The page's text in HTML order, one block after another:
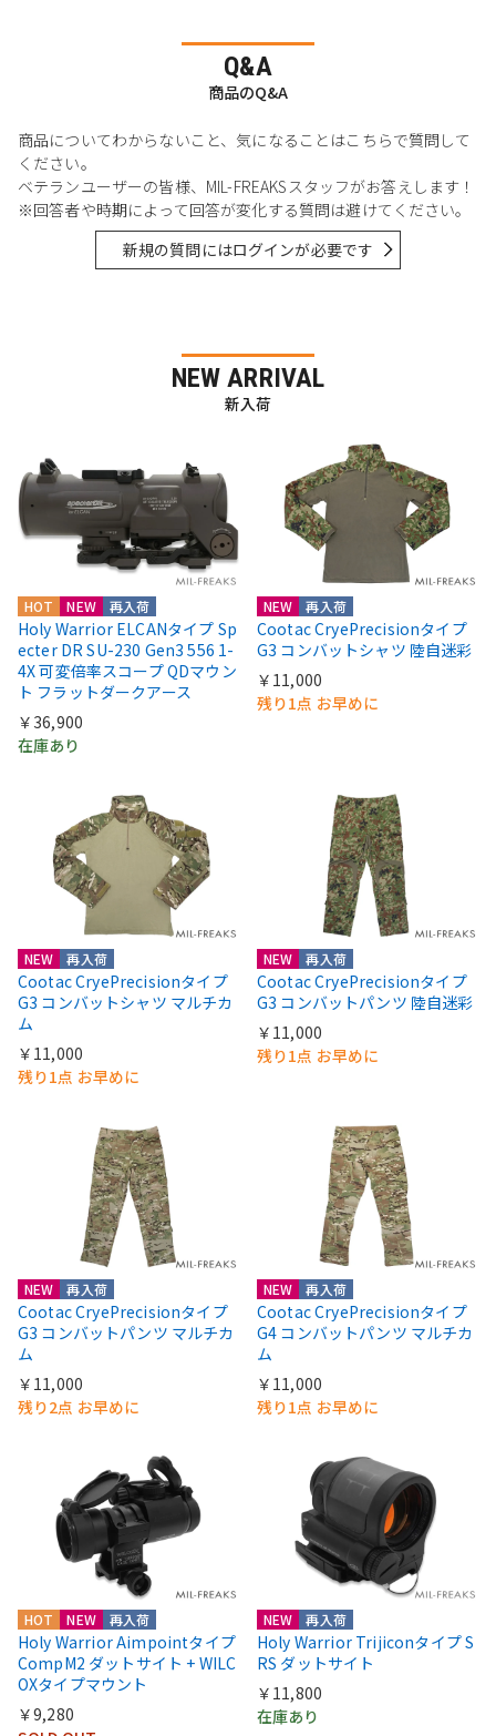
Q&A
商品のQ&A
商品についてわからないこと、気になることはこちらで質問して
ください。
ベテランユーザーの皆様、MIL-FREAKSスタッフがお答えします！
※回答者や時期によって回答が変化する質問は避けてください。
新規の質問にはログインが必要です
NEW ARRIVAL
新入荷
HOT NEW 再入荷
Holy Warrior ELCANタイプ Sp
ecter DR SU-230 Gen3 556 1-
4X 可変倍率スコープ QDマウン
ト フラットダークアース
￥36,900
在庫あり
NEW 再入荷
Cootac CryePrecisionタイプ
G3 コンバットシャツ 陸自迷彩
￥11,000
残り1点 お早めに
NEW 再入荷
Cootac CryePrecisionタイプ
G3 コンバットシャツ マルチカ
ム
￥11,000
残り1点 お早めに
NEW 再入荷
Cootac CryePrecisionタイプ
G3 コンバットパンツ 陸自迷彩
￥11,000
残り1点 お早めに
NEW 再入荷
Cootac CryePrecisionタイプ
G3 コンバットパンツ マルチカ
ム
￥11,000
残り2点 お早めに
NEW 再入荷
Cootac CryePrecisionタイプ
G4 コンバットパンツ マルチカ
ム
￥11,000
残り1点 お早めに
HOT NEW 再入荷
Holy Warrior Aimpointタイプ
CompM2 ダットサイト + WILC
OXタイプマウント
￥9,280
NEW 再入荷
Holy Warrior Trijiconタイプ S
RS ダットサイト
￥11,800
在庫あり